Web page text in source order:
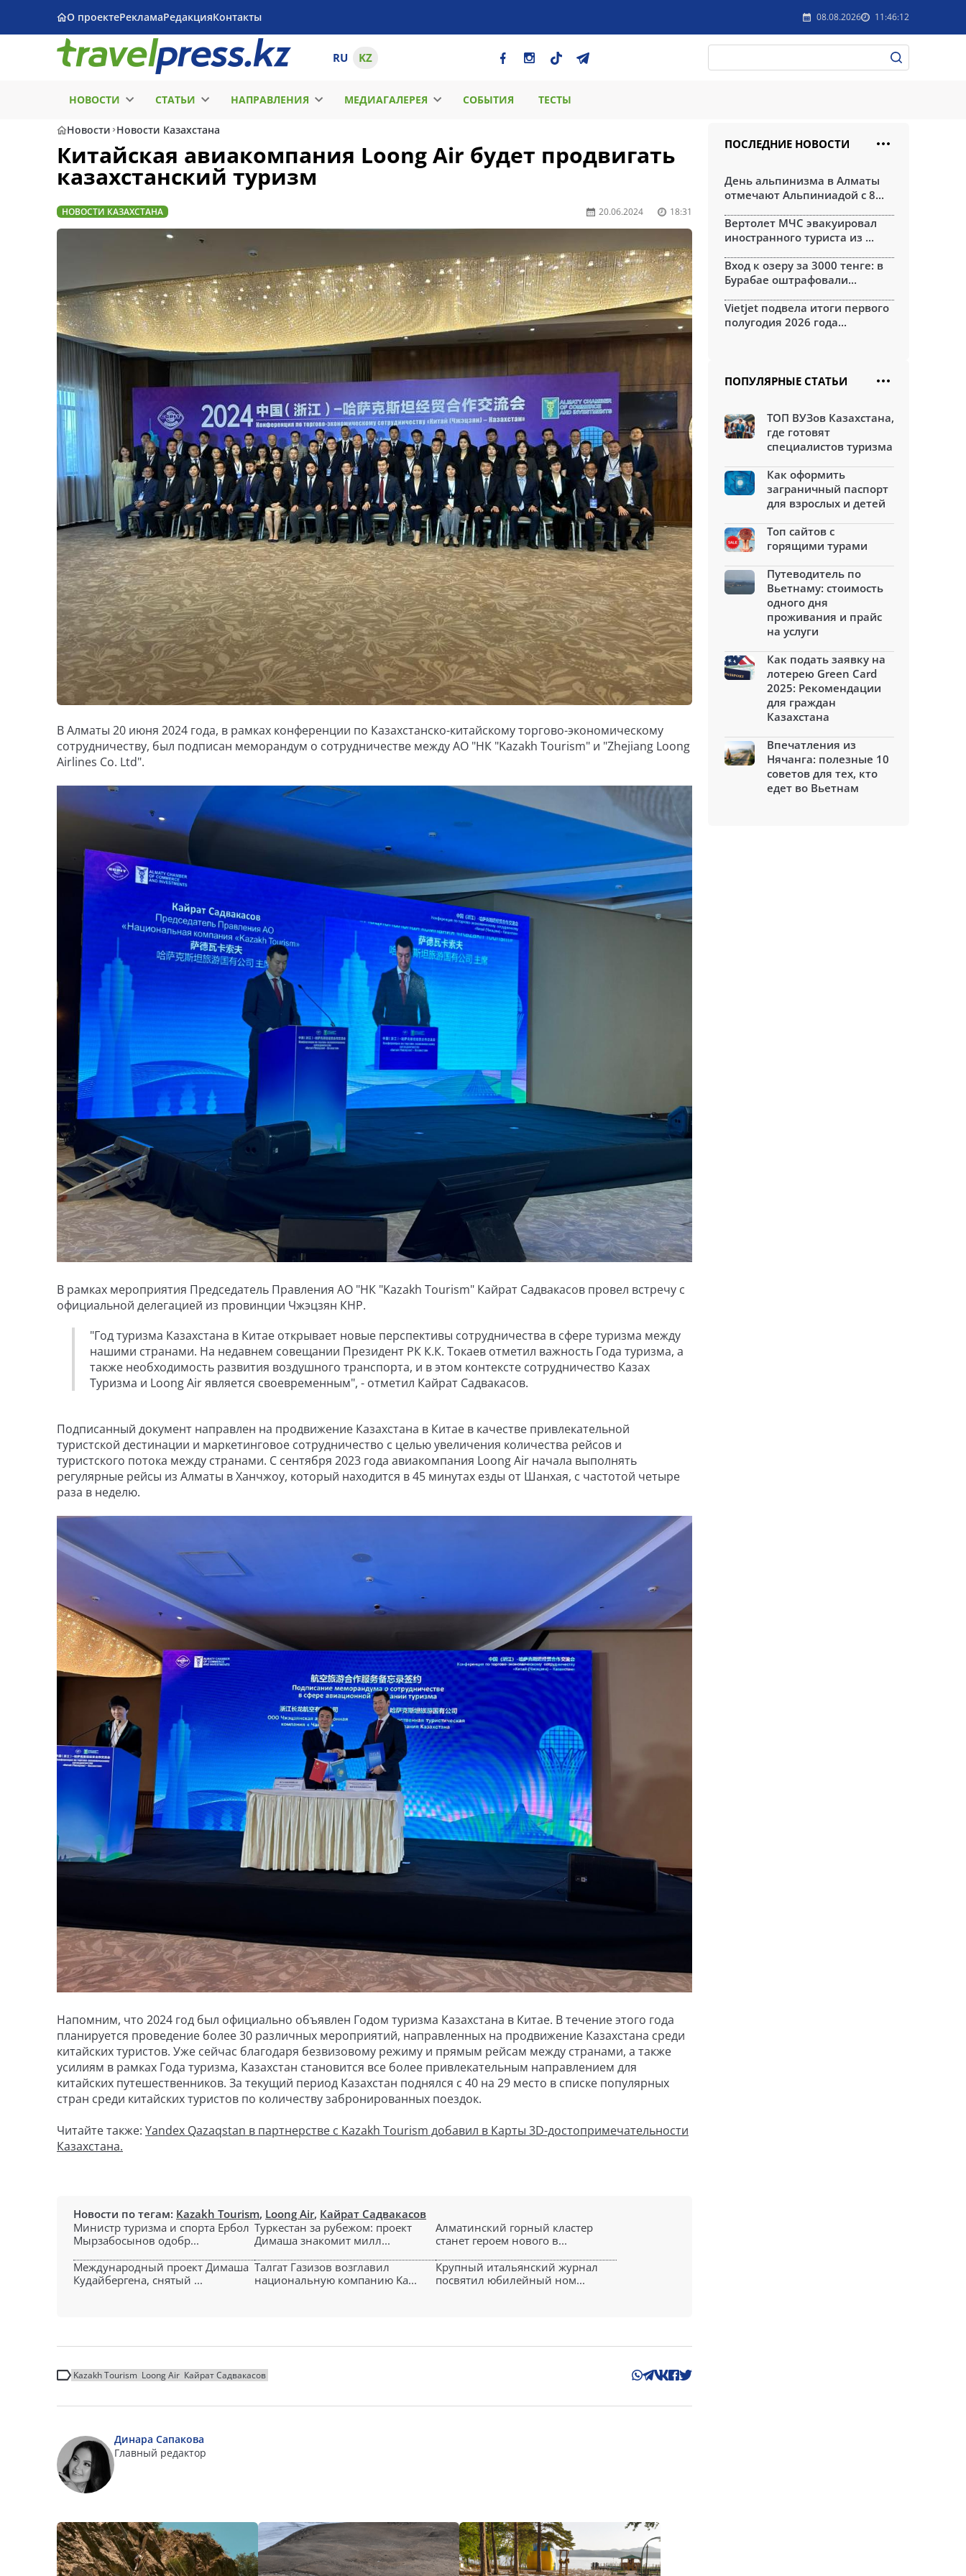
О проектеРекламаРедакцияКонтакты 08.08.2026 11:46:12
RU KZ
НОВОСТИ СТАТЬИ НАПРАВЛЕНИЯ МЕДИАГАЛЕРЕЯ СОБЫТИЯ ТЕСТЫ
Новости Новости Казахстана
Китайская авиакомпания Loong Air будет продвигать
казахстанский туризм
НОВОСТИ КАЗАХСТАНА 20.06.2024 18:31
В Алматы 20 июня 2024 года, в рамках конференции по Казахстанско-китайскому торгово-экономическому
сотрудничеству, был подписан меморандум о сотрудничестве между АО "НК "Kazakh Tourism" и "Zhejiang Loong
Airlines Co. Ltd".
В рамках мероприятия Председатель Правления АО "НК "Kazakh Tourism" Кайрат Садвакасов провел встречу с
официальной делегацией из провинции Чжэцзян КНР.
"Год туризма Казахстана в Китае открывает новые перспективы сотрудничества в сфере туризма между
нашими странами. На недавнем совещании Президент РК К.К. Токаев отметил важность Года туризма, а
также необходимость развития воздушного транспорта, и в этом контексте сотрудничество Казах
Туризма и Loong Air является своевременным", - отметил Кайрат Садвакасов.
Подписанный документ направлен на продвижение Казахстана в Китае в качестве привлекательной
туристской дестинации и маркетинговое сотрудничество с целью увеличения количества рейсов и
туристского потока между странами. С сентября 2023 года авиакомпания Loong Air начала выполнять
регулярные рейсы из Алматы в Ханчжоу, который находится в 45 минутах езды от Шанхая, с частотой четыре
раза в неделю.
Напомним, что 2024 год был официально объявлен Годом туризма Казахстана в Китае. В течение этого года
планируется проведение более 30 различных мероприятий, направленных на продвижение Казахстана среди
китайских туристов. Уже сейчас благодаря безвизовому режиму и прямым рейсам между странами, а также
усилиям в рамках Года туризма, Казахстан становится все более привлекательным направлением для
китайских путешественников. За текущий период Казахстан поднялся с 40 на 29 место в списке популярных
стран среди китайских туристов по количеству забронированных поездок.
Читайте также: Yandex Qazaqstan в партнерстве с Kazakh Tourism добавил в Карты 3D-достопримечательности
Казахстана.
Новости по тегам: Kazakh Tourism, Loong Air, Кайрат Садвакасов
Министр туризма и спорта Ербол
Мырзабосынов одобр...
Туркестан за рубежом: проект
Димаша знакомит милл...
Алматинский горный кластер
станет героем нового в...
Международный проект Димаша
Кудайбергена, снятый ...
Талгат Газизов возглавил
национальную компанию Ka...
Крупный итальянский журнал
посвятил юбилейный ном...
Kazakh Tourism Loong Air Кайрат Садвакасов
Динара Сапакова
Главный редактор
ПОСЛЕДНИЕ НОВОСТИ
День альпинизма в Алматы
отмечают Альпиниадой с 8...
Вертолет МЧС эвакуировал
иностранного туриста из ...
Вход к озеру за 3000 тенге: в
Бурабае оштрафовали...
Vietjet подвела итоги первого
полугодия 2026 года...
ПОПУЛЯРНЫЕ СТАТЬИ
ТОП ВУЗов Казахстана,
где готовят
специалистов туризма
Как оформить
заграничный паспорт
для взрослых и детей
Топ сайтов с
горящими турами
Путеводитель по
Вьетнаму: стоимость
одного дня
проживания и прайс
на услуги
Как подать заявку на
лотерею Green Card
2025: Рекомендации
для граждан
Казахстана
Впечатления из
Нячанга: полезные 10
советов для тех, кто
едет во Вьетнам